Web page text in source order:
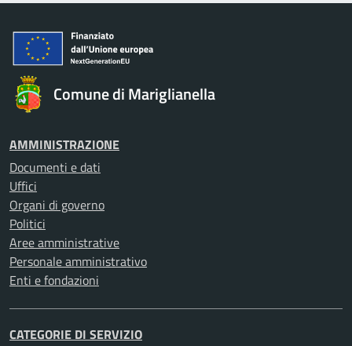
Comune di Mariglianella
AMMINISTRAZIONE
Documenti e dati
Uffici
Organi di governo
Politici
Aree amministrative
Personale amministrativo
Enti e fondazioni
CATEGORIE DI SERVIZIO